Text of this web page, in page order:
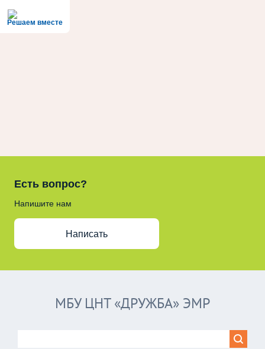
Решаем вместе
Есть вопрос?
Напишите нам
Написать
МБУ ЦНТ «ДРУЖБА» ЭМР